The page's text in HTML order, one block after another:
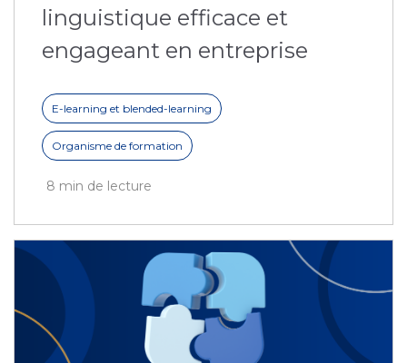
linguistique efficace et
engageant en entreprise
E-learning et blended-learning
Organisme de formation
8 min de lecture